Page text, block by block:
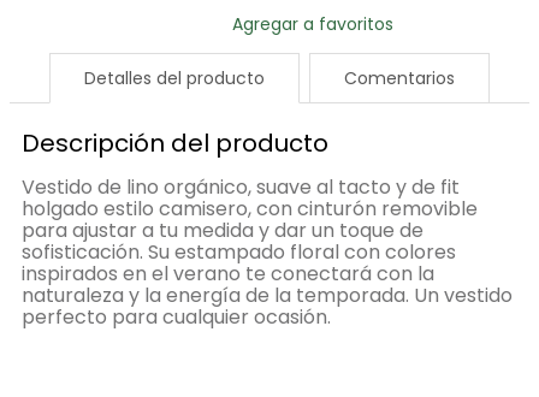
Detalles del producto Comentarios
Descripción del producto
Vestido de lino orgánico, suave al tacto y de fit
holgado estilo camisero, con cinturón removible
para ajustar a tu medida y dar un toque de
sofisticación. Su estampado floral con colores
inspirados en el verano te conectará con la
naturaleza y la energía de la temporada. Un vestido
perfecto para cualquier ocasión.